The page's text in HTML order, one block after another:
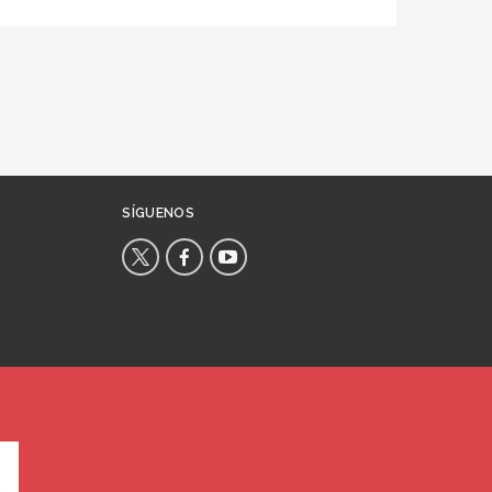
SÍGUENOS